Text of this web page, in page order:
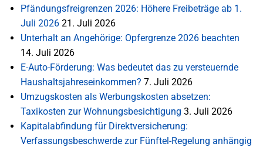
Pfändungsfreigrenzen 2026: Höhere Freibeträge ab 1.
Juli 2026 21. Juli 2026
Unterhalt an Angehörige: Opfergrenze 2026 beachten
14. Juli 2026
E-Auto-Förderung: Was bedeutet das zu versteuernde
Haushaltsjahreseinkommen? 7. Juli 2026
Umzugskosten als Werbungskosten absetzen:
Taxikosten zur Wohnungsbesichtigung 3. Juli 2026
Kapitalabfindung für Direktversicherung:
Verfassungsbeschwerde zur Fünftel-Regelung anhängig